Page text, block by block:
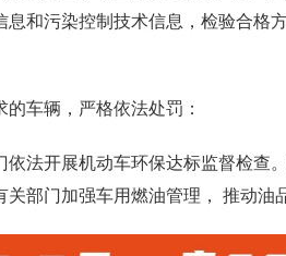
和污染控制技术信息，检验合格
车辆，严格依法处罚：
法开展机动车环保达标监督检查
部门加强车用燃油管理， 推动油